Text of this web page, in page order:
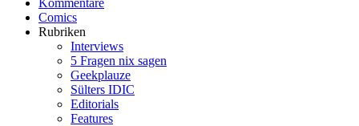
Kommentare
Comics
Rubriken
Interviews
5 Fragen nix sagen
Geekplauze
Sülters IDIC
Editorials
Features